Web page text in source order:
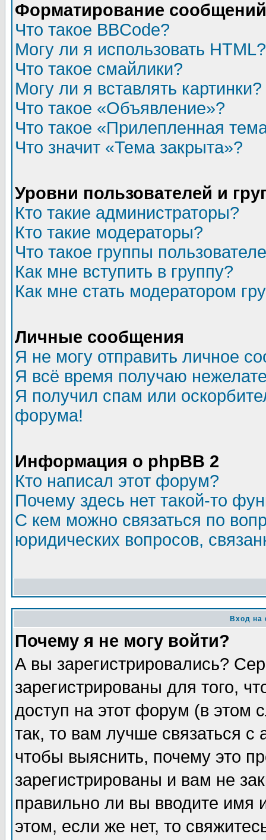
Форматирование
Что такое BBCode?
Могу ли я использовать HTML?
Что такое смайлики?
Могу ли я вставлять картинки?
Что такое «Объявление»?
Что такое «Прилепленная
Что значит «Тема закрыта»?
Уровни пользователей и
Кто такие администраторы?
Кто такие модераторы?
Что такое группы
Как мне вступить в группу?
Как мне стать модератором
Личные сообщения
Я не могу отправить личное
Я всё время получаю
Я получил спам или
форума!
Информация о phpBB 2
Кто написал этот форум?
Почему здесь нет такой-то
С кем можно связаться по
юридических вопросов,
Вход на
Почему я не могу войти?
А вы зарегистрировались?
зарегистрированы для того,
доступ на этот форум (в этом
так, то вам лучше связаться
чтобы выяснить, почему это
зарегистрированы и вам не
правильно ли вы вводите
этом, если же нет, то